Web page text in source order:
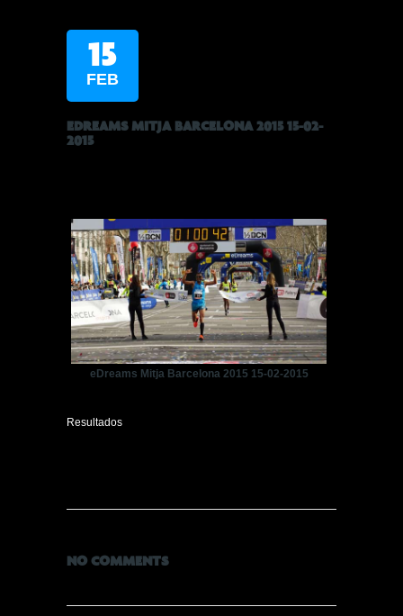
15
FEB
EDREAMS MITJA BARCELONA 2015 15-02-
2015
eDreams Mitja Barcelona 2015 15-02-2015
Resultados
NO COMMENTS